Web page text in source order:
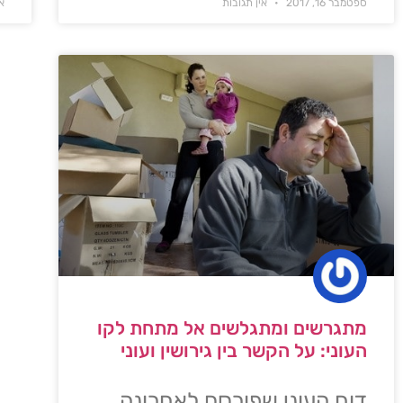
מתגרשים ומתגלשים אל מתחת לקו
העוני: על הקשר בין גירושין ועוני